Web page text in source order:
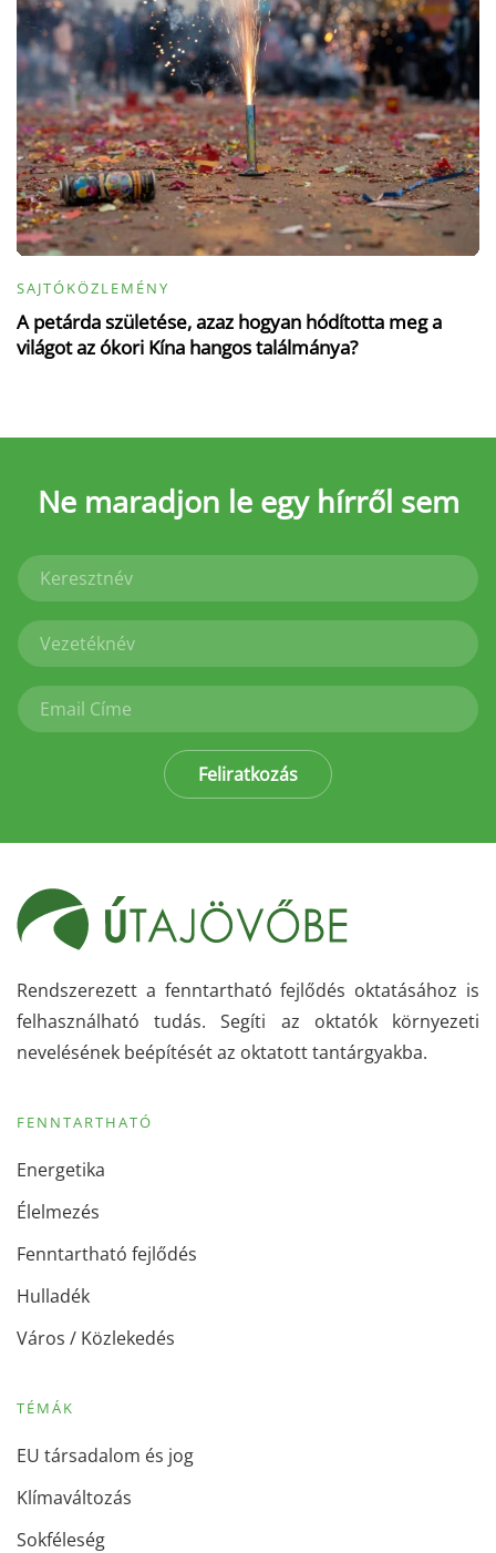
SAJTÓKÖZLEMÉNY
A petárda születése, azaz hogyan hódította meg a
világot az ókori Kína hangos találmánya?
Ne maradjon le egy hírről sem
Feliratkozás
Rendszerezett a fenntartható fejlődés oktatásához is
felhasználható tudás. Segíti az oktatók környezeti
nevelésének beépítését az oktatott tantárgyakba.
FENNTARTHATÓ
Energetika
Élelmezés
Fenntartható fejlődés
Hulladék
Város / Közlekedés
TÉMÁK
EU társadalom és jog
Klímaváltozás
Sokféleség